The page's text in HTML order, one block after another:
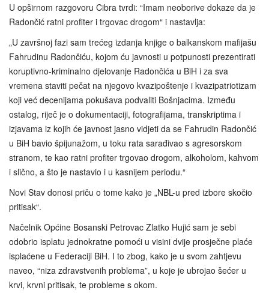
U opširnom razgovoru Cibra tvrdi: “Imam neoborive dokaze da je
Radončić ratni profiter i trgovac drogom“ i nastavlja:
„U završnoj fazi sam trećeg izdanja knjige o balkanskom mafijašu
Fahrudinu Radončiću, kojom ću javnosti u potpunosti prezentirati
koruptivno-kriminalno djelovanje Radončića u BiH i za sva
vremena staviti pečat na njegovo kvazipoštenje i kvazipatriotizam
koji već decenijama pokušava podvaliti Bošnjacima. Između
ostalog, riječ je o dokumentaciji, fotografijama, transkriptima i
izjavama iz kojih će javnost jasno vidjeti da se Fahrudin Radončić
u BiH bavio špijunažom, u toku rata sarađivao s agresorskom
stranom, te kao ratni profiter trgovao drogom, alkoholom, kahvom
i slično, a što je nastavio i u kasnijem periodu.“
Novi Stav donosi priču o tome kako je „NBL-u pred izbore skočio
pritisak“.
Načelnik Općine Bosanski Petrovac Zlatko Hujić sam je sebi
odobrio isplatu jednokratne pomoći u visini dvije prosječne plaće
isplaćene u Federaciji BiH. I to zbog, kako je u svom zahtjevu
naveo, “niza zdravstvenih problema”, u koje je ubrojao šećer u
krvi, krvni pritisak, te probleme s okom.